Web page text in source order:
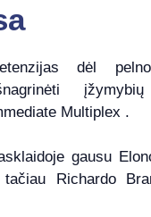
dėl
Multiplex .
gausu
Richardo